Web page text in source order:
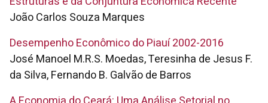
João Carlos Souza Marques
Desempenho Econômico do Piauí 2002-2016
José Manoel M.R.S. Moedas, Teresinha de Jesus F.
da Silva, Fernando B. Galvão de Barros